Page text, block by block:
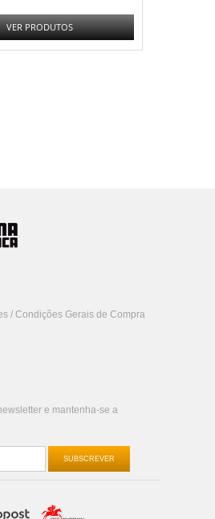
VER PRODUTOS
/ Condições Gerais de Compra
e mantenha-se a
SUBSCREVER